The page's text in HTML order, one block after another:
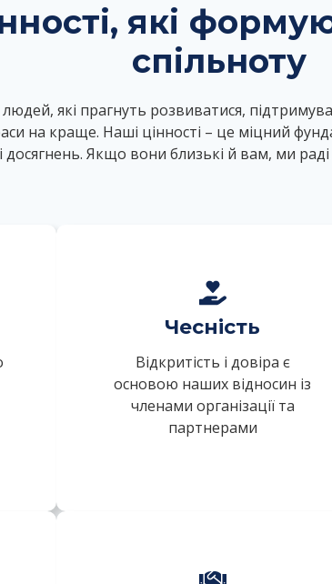
які
спільноту
які прагнуть розвиватися,
на краще. Наші цінності – це міцний
Якщо вони близькі й вам, ми раді
Чесність
Відкритість і довіра є
основою наших відносин із
членами організації та
партнерами